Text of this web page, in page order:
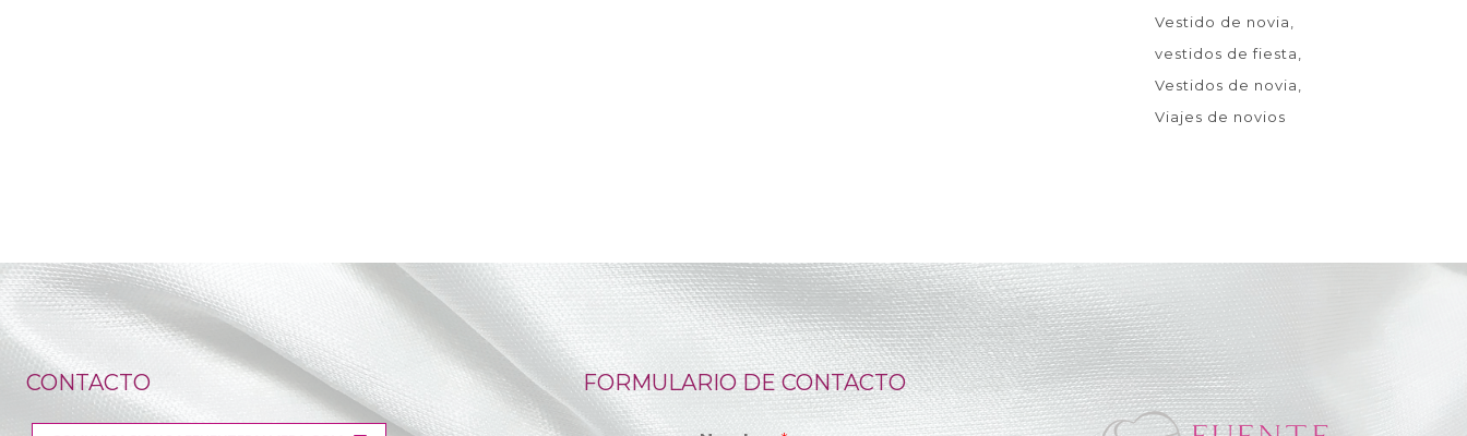
Vestido de novia
vestidos de fiesta
Vestidos de novia
Viajes de novios
CONTACTO FORMULARIO DE CONTACTO